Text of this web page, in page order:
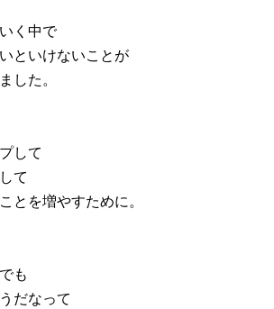
く中で
といけないことが
した。
して
て
とを増やすために。
も
だなって